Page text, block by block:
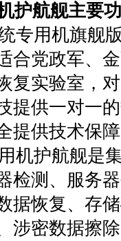
护航舰主要
用机旗舰版
合党政军、
复实验室，
提供一对一
提供技术保
护航舰是集
检测、服务
据恢复、存
涉密数据擦